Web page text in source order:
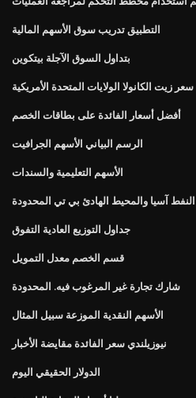
التطبيق تدريب سوق الأسهم المالية
بتداول السوق الآجلة بيتكوين
سعر زيت الكانولا الولايات المتحدة الأمريكية
أفضل أسعار الفائدة على بطاقات الخصم
الرسم البياني الأسهم الجرافيت
الأسهم التعليمية والسندات
جداول التوزيع العادية التفوق
قسم الخصم معدل التمويل
شارك تجارة غير المرغوب فيه. المحدودة
الأسهم النقدية الموزعة سبيل المثال
نيوزيلندي سعر الفائدة مقايضة الأخبار
الدولار الحقيقي اليوم